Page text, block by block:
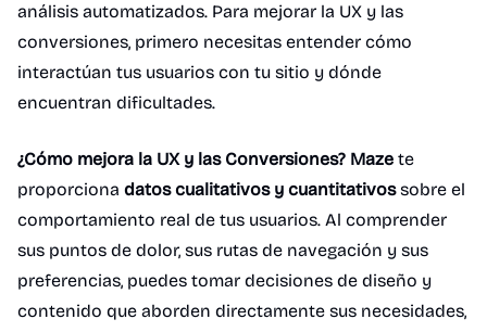
análisis automatizados. Para mejorar la UX y las
conversiones, primero necesitas entender cómo
interactúan tus usuarios con tu sitio y dónde
encuentran dificultades.
¿Cómo mejora la UX y las Conversiones? Maze te
proporciona datos cualitativos y cuantitativossobre el
comportamiento real de tus usuarios. Al comprender
sus puntos de dolor, sus rutas de navegación y sus
preferencias, puedes tomar decisiones de diseño y
contenido que aborden directamente sus necesidades,